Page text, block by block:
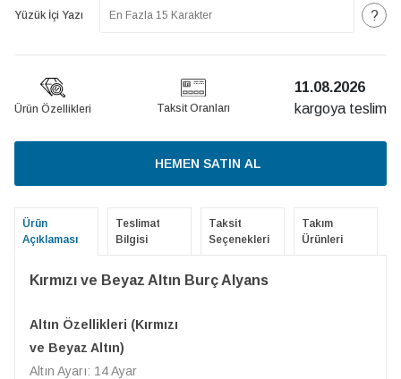
Yüzük İçi Yazı ?
Ürün Özellikleri Taksit Oranları
11.08.2026
kargoya teslim
HEMEN SATIN AL
Ürün
Açıklaması
Teslimat
Bilgisi
Taksit
Seçenekleri
Takım
Ürünleri
Kırmızı ve Beyaz Altın Burç Alyans
Altın Özellikleri (Kırmızı
ve Beyaz Altın)
Altın Ayarı: 14 Ayar